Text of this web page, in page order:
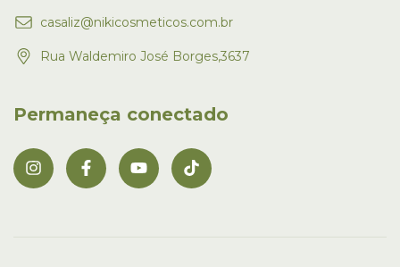
casaliz@nikicosmeticos.com.br
Rua Waldemiro José Borges,3637
Permaneça conectado